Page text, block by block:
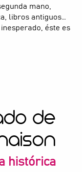
mano,
libros antiguos…
éste es
de
histórica